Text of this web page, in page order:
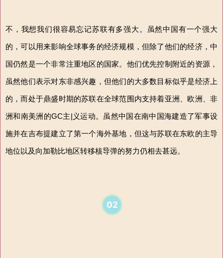
不，我想我们很容易忘记苏联有多强大。虽然中国有一个强大
的，可以用来影响全球事务的经济规模，但除了他们的经济，中
国仍然是一个非常注重地区的国家。他们优先控制附近的资源，
虽然他们表示对东非感兴趣，但他们的大多数目标似乎是经济上
的，而处于鼎盛时期的苏联在全球范围内支持着亚洲、欧洲、非
洲和南美洲的GC主|义运动。虽然中国在南中国海建造了军事设
施并在吉布提建立了第一个海外基地，但这与苏联在东欧的主导
地位以及向加勒比地区转移核导弹的努力仍相去甚远。
02